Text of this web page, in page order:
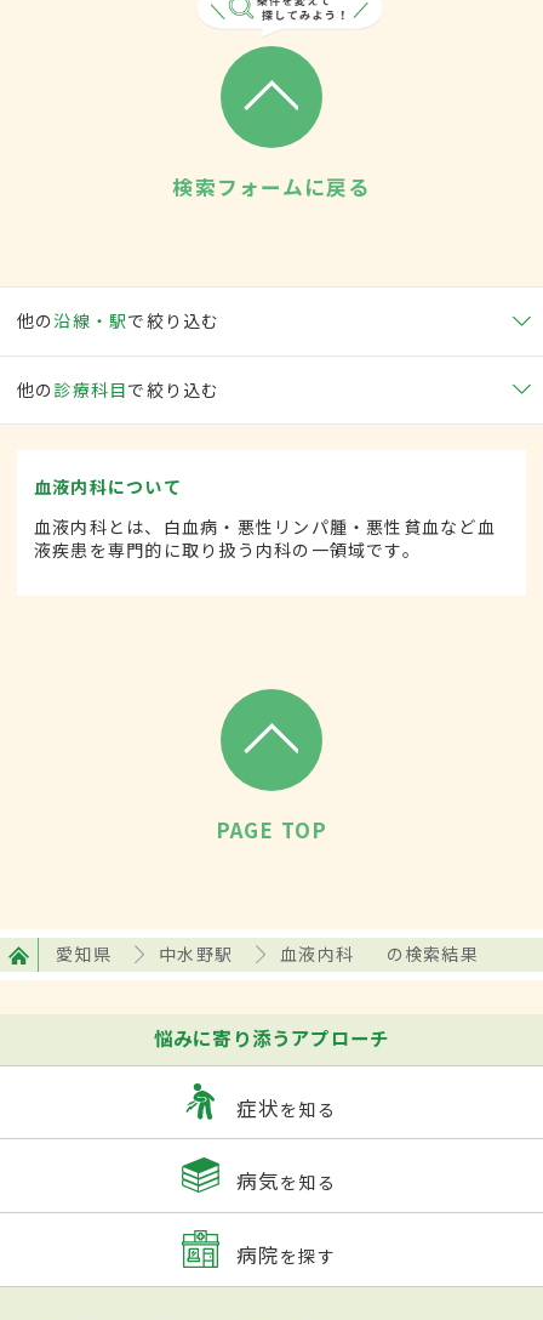
検索フォームに戻る
他の沿線・駅で絞り込む
他の 診療科目で絞り込む
血液内科について
血液内科とは、白血病・悪性リンパ腫・悪性貧血など血
液疾患を専門的に取り扱う内科の一領域です。
PAGE TOP
愛知県 中水野駅 血液内科 の検索結果
悩みに寄り添うアプローチ
症状を知る
病気を知る
病院を探す